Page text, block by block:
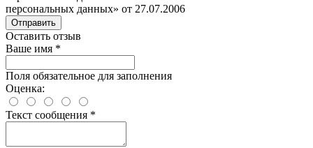
персональных данных» от 27.07.2006
Отправить
Оставить отзыв
Ваше имя *
Поля обязательное для заполнения
Оценка:
Текст сообщения *